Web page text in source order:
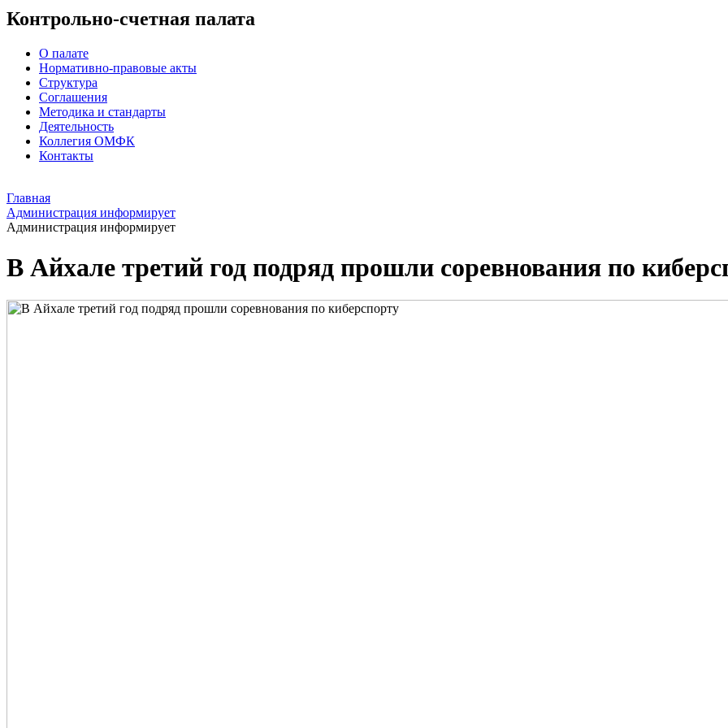
Контрольно-счетная палата
О палате
Нормативно-правовые акты
Структура
Соглашения
Методика и стандарты
Деятельность
Коллегия ОМФК
Контакты
Главная
Администрация информирует
Администрация информирует
В Айхале третий год подряд прошли соревнования по